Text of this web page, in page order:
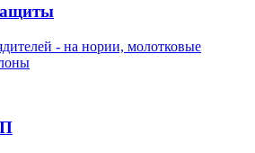
- на нории, молотковые